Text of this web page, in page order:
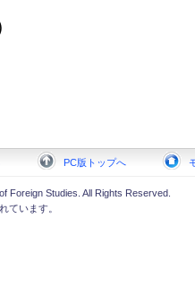
PC版トップへ
Foreign Studies. All Rights Reserved.
ています。